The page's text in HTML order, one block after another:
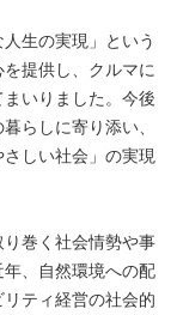
生の実現」という
提供し、クルマに
いりました。今後
らしに寄り添い、
しい社会」の実現
巻く社会情勢や事
、自然環境への配
ティ経営の社会的